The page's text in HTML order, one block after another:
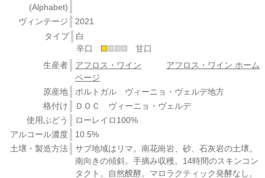
(Alphabet)
ヴィンテージ
2021
タイプ
白
辛口
甘口
生産者
アフロス・ワイン
アフロス・ワイン ホーム
ページ
原産地
ポルトガル ヴィーニョ・ヴェルデ地方
格付け
ＤＯＣ ヴィーニョ・ヴェルデ
使用ぶどう
ローレイロ100%
アルコール濃度
10.5%
土壌・製造方法
サブ地域はリマ。南花崗岩、砂、石灰岩の土壌。
南向きの傾斜。手摘み収穫。14時間のスキンコン
タクト。自然醗酵。マロラクティック発酵なし。